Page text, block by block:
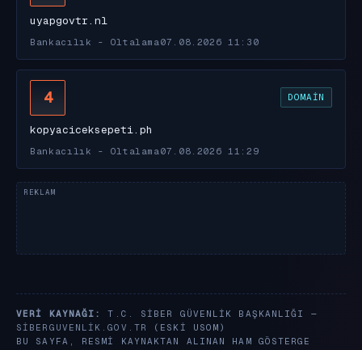
uyapgovtr.nl
Bankacılık - Oltalama 07.08.2026 11:30
4 DOMAIN
kopyaciceksepeti.ph
Bankacılık - Oltalama 07.08.2026 11:29
VERI KAYNAĞI:
T.C. SIBER GÜVENLIK BAŞKANLIĞI —
SIBERGUVENLIK.GOV.TR
(ESKI USOM)
BU SAYFA, RESMI KAYNAKTAN ALINAN HAM GÖSTERGE